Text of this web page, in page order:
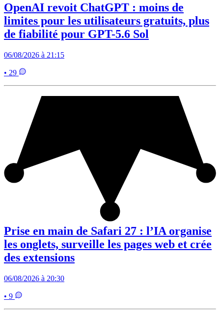
OpenAI revoit ChatGPT : moins de
limites pour les utilisateurs gratuits, plus
de fiabilité pour GPT-5.6 Sol
06/08/2026 à 21:15
• 29
Prise en main de Safari 27 : l’IA organise
les onglets, surveille les pages web et crée
des extensions
06/08/2026 à 20:30
• 9